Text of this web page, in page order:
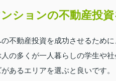
ションの不動産投
不動産投資を成功させるため
の多くが一人暮らしの学生や
あるエリアを選ぶと良いです。